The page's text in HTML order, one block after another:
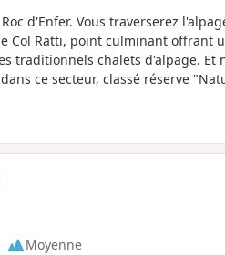
d'Enfer. Vous traverserez
Col Ratti, point culminant offrant
traditionnels chalets d'alpage. Et
ce secteur, classé réserve
Moyenne